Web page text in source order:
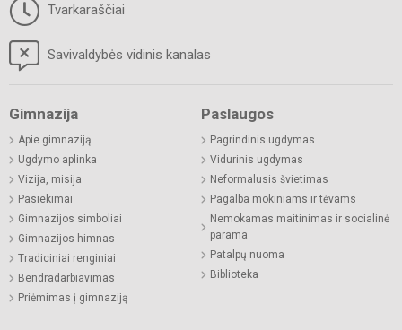
Tvarkaraščiai
Savivaldybės vidinis kanalas
Gimnazija
Apie gimnaziją
Ugdymo aplinka
Vizija, misija
Pasiekimai
Gimnazijos simboliai
Gimnazijos himnas
Tradiciniai renginiai
Bendradarbiavimas
Priėmimas į gimnaziją
Paslaugos
Pagrindinis ugdymas
Vidurinis ugdymas
Neformalusis švietimas
Pagalba mokiniams ir tėvams
Nemokamas maitinimas ir socialinė
parama
Patalpų nuoma
Biblioteka